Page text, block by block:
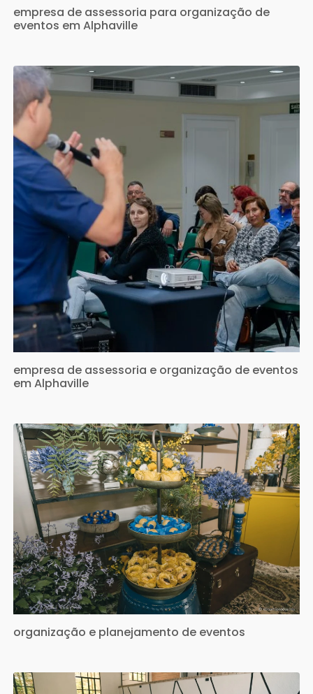
empresa de assessoria para organização de
eventos em Alphaville
empresa de assessoria e organização de eventos
em Alphaville
organização e planejamento de eventos